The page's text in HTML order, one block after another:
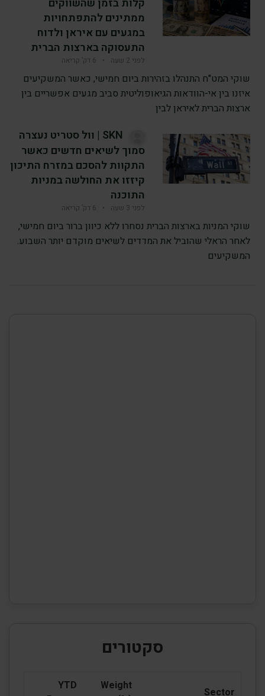
ממתינים להתפתחויות
במגעים עם איראן ולדוח
התעסוקה בארצות הברית
לפני 2 שעה • 6 דק’ קריאה
שוקי המט"ח התנהלו בזהירות ביום חמישי, כאשר המשקיעים
איזנו בין אי-הוודאות הגיאופוליטית סביב מגעים אפשריים בין
ארצות הברית לאיראן לבין
SKN | וול סטריט נעצרה
סמוך לשיאים חדשים כאשר
התקוות להסכם במזרח התיכון
קיזזו את החולשה במניות
התוכנה
לפני 3 שעה • 6 דק’ קריאה
שוקי המניות בארצות הברית נסחרו ללא כיוון ברור ביום חמישי,
לאחר הראלי שהוביל את המדדים לשיאים מוקדם יותר השבוע.
המשקיעים
סקטורים
Sector
Weight
YTD